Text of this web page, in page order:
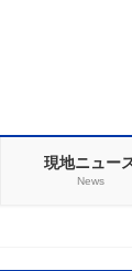
現地ニュー
News